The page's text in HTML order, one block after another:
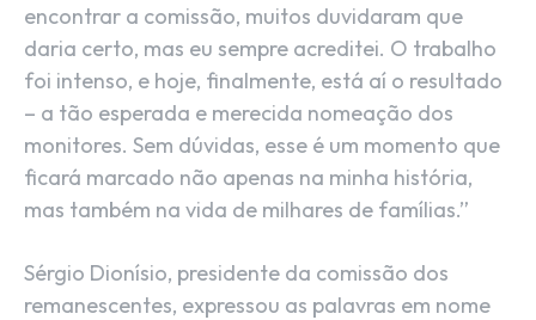
encontrar a comissão, muitos duvidaram que
daria certo, mas eu sempre acreditei. O trabalho
foi intenso, e hoje, finalmente, está aí o resultado
– a tão esperada e merecida nomeação dos
monitores. Sem dúvidas, esse é um momento que
ficará marcado não apenas na minha história,
mas também na vida de milhares de famílias.”
Sérgio Dionísio, presidente da comissão dos
remanescentes, expressou as palavras em nome